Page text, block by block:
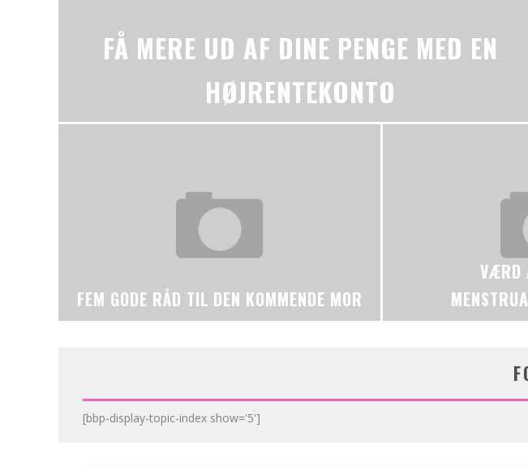
FÅ MERE UD AF DINE PENGE MED EN
HØJRENTEKONTO
FEM GODE RÅD TIL DEN KOMMENDE MOR
VÆRD
[bbp-display-topic-index show='5']